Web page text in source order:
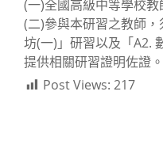
(一)全國高級中等學校教
(二)參與本研習之教師
坊(一)」研習以及「A2.
提供相關研習證明佐證。
Post Views: 217